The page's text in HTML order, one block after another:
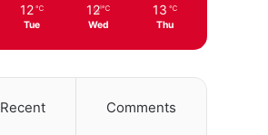
12 ℃
Tue
12 ℃
Wed
13 ℃
Thu
Recent Comments